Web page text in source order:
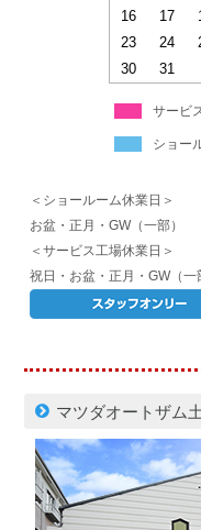
16
17
23
24
30
31
サービ
ショー
＜ショールーム休業日＞
お盆・正月・GW（一部）
＜サービス工場休業日＞
祝日・お盆・正月・GW（一
マツダオートザム